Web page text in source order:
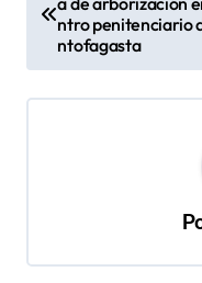
ó
ntro penitenciario
ntofagasta